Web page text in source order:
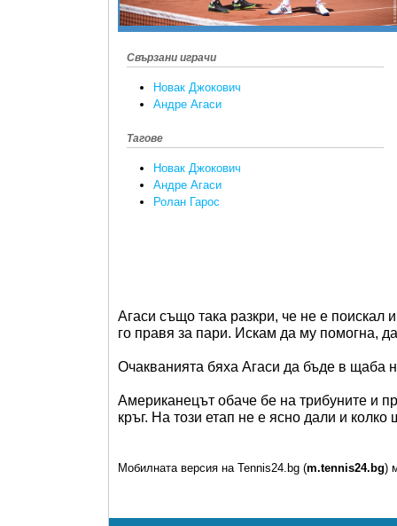
Свързани играчи
Новак Джокович
Андре Агаси
Тагове
Новак Джокович
Андре Агаси
Ролан Гарос
Агаси също така разкри, че не е поискал
го правя за пари. Искам да му помогна,
Очакванията бяха Агаси да бъде в щаба
Американецът обаче бе на трибуните и
кръг. На този етап не е ясно дали и
Мобилната версия на Tennis24.bg (m.tennis24.bg)